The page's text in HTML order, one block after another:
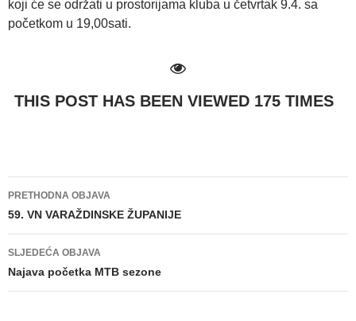
koji će se održati u prostorijama kluba u četvrtak 9.4. sa
početkom u 19,00sati.
THIS POST HAS BEEN VIEWED 175 TIMES
Navigacija
objava
PRETHODNA OBJAVA
59. VN VARAŽDINSKE ŽUPANIJE
SLJEDEĆA OBJAVA
Najava početka MTB sezone